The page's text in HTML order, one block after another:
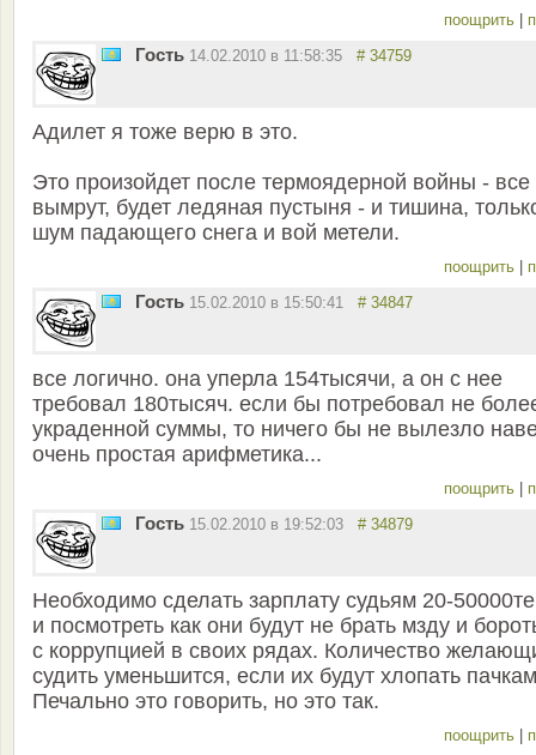
поощрить
Гость 14.02.2010 в 11:58:35 # 34759
Адилет я тоже верю в это.
Это произойдет после термоядерной войны - все
вымрут, будет ледяная пустыня - и тишина,
шум падающего снега и вой метели.
поощрить
Гость 15.02.2010 в 15:50:41 # 34847
все логично. она уперла 154тысячи, а он с нее
требовал 180тысяч. если бы потребовал не
украденной суммы, то ничего бы не вылезло
очень простая арифметика...
поощрить
Гость 15.02.2010 в 19:52:03 # 34879
Необходимо сделать зарплату судьям 20-
и посмотреть как они будут не брать мзду и
с коррупцией в своих рядах. Количество
судить уменьшится, если их будут хлопать
Печально это говорить, но это так.
поощрить